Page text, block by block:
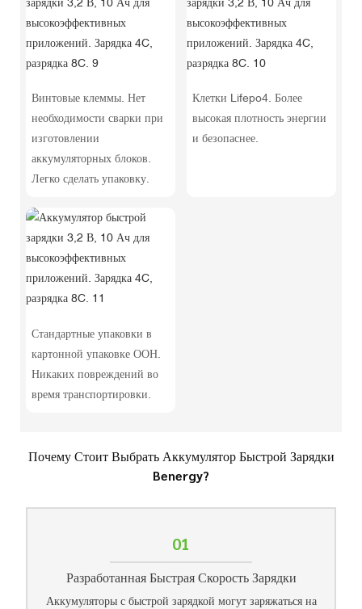
Винтовые клеммы. Нет
необходимости сварки при
изготовлении
аккумуляторных блоков.
Легко сделать упаковку.
Клетки Lifepo4. Более
высокая плотность энергии
и безопаснее.
Стандартные упаковки в
картонной упаковке ООН.
Никаких повреждений во
время транспортировки.
Почему Стоит Выбрать Аккумулятор Быстрой Зарядки
Benergy?
01
Разработанная Быстрая Скорость Зарядки
Аккумуляторы с быстрой зарядкой могут заряжаться на